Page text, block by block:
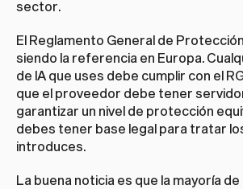
sector.
El Reglamento General de
siendo la referencia en Europa.
de IA que uses debe cumplir con el
que el proveedor debe tener
garantizar un nivel de protección
debes tener base legal para tratar
introduces.
La buena noticia es que la mayoría